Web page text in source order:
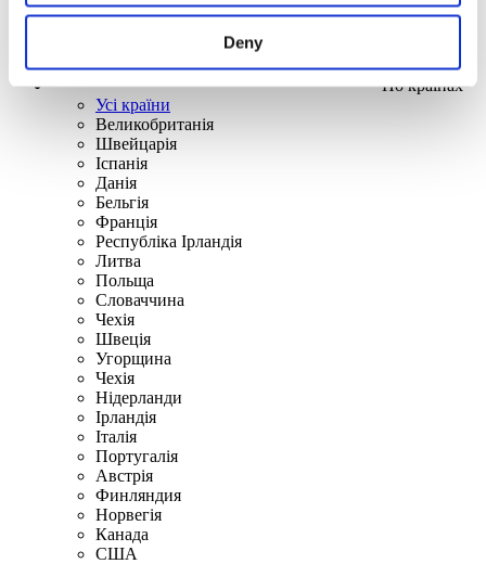
Deny
По країнах
Усі країни
Великобританія
Швейцарія
Іспанія
Данія
Бельгія
Франція
Республіка Ірландія
Литва
Польща
Словаччина
Чехія
Швецiя
Угорщина
Чехія
Нідерланди
Iрландія
Iталiя
Португалія
Австрія
Финляндия
Норвегія
Канада
США